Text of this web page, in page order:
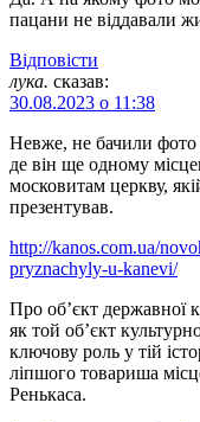
пацани не віддавали
Відповіcти
лука. сказав:
30.08.2023 о 11:38
Невже, не бачили фото
де він ще одному
московитам церкву,
презентував.
http://kanos.com.ua/
pryznachyly-u-kanevi/
Про об’єкт державної
як той об’єкт
ключову роль у тій
ліпшого товариша
Ренькаса.